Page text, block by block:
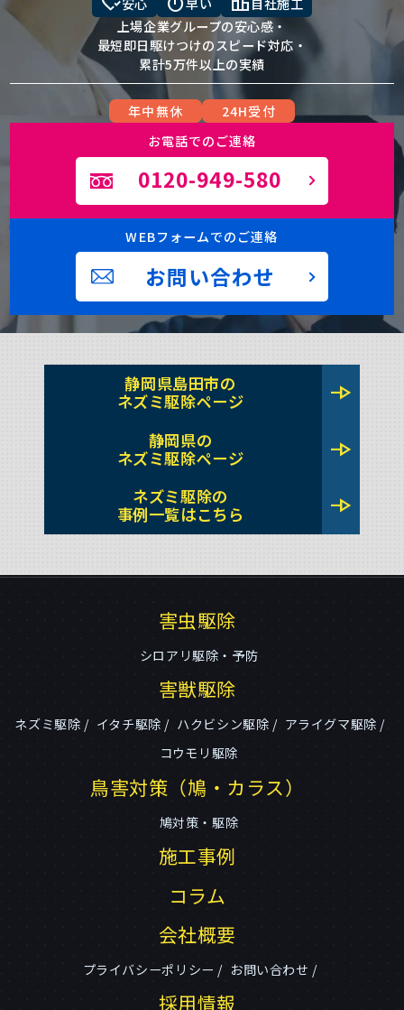
安心 早い
自社施工
上場企業グループの安心感・
最短即日駆けつけのスピード対応・
累計5万件以上の実績
年中無休
24H受付
お電話でのご連絡
0120-949-580
WEBフォームでのご連絡
お問い合わせ
静岡県島田市の
ネズミ駆除ページ
line_end_arrow
静岡県の
ネズミ駆除ページ
line_end_arrow
ネズミ駆除の
事例一覧はこちら
line_end_arrow
害虫駆除
シロアリ駆除・予防
害獣駆除
ネズミ駆除 イタチ駆除 ハクビシン駆除
アライグマ駆除
コウモリ駆除
鳥害対策（鳩・カラス）
鳩対策・駆除
施工事例
コラム
会社概要
プライバシーポリシー お問い合わせ
採用情報